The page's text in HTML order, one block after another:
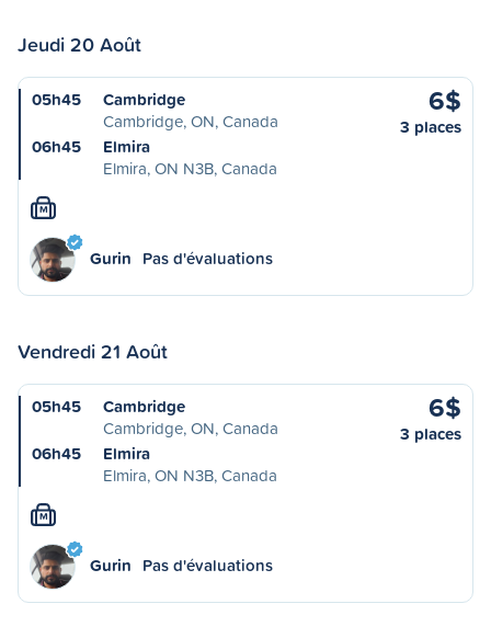
Jeudi 20 Août
05h45
Cambridge
Cambridge, ON, Canada
06h45
Elmira
Elmira, ON N3B, Canada
6$
3 places
M
Gurin Pas d'évaluations
Vendredi 21 Août
05h45
Cambridge
Cambridge, ON, Canada
06h45
Elmira
Elmira, ON N3B, Canada
6$
3 places
M
Gurin Pas d'évaluations